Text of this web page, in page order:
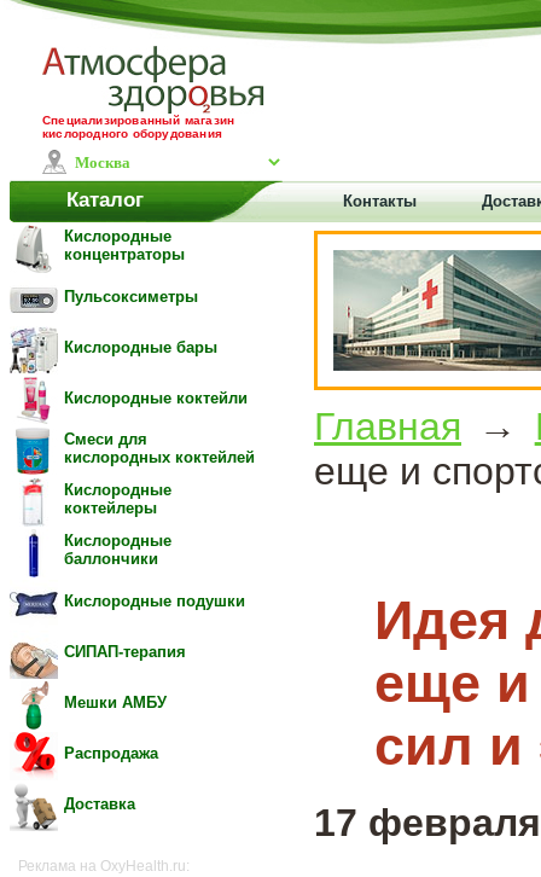
Специализированный магазин
кислородного оборудования
Каталог Контакты
Кислородные
концентраторы
Пульсоксиметры
Кислородные бары
Кислородные коктейли
Смеси для
кислородных коктейлей
Кислородные
коктейлеры
Кислородные
баллончики
Кислородные подушки
СИПАП-терапия
Мешки АМБУ
Распродажа
Доставка
Реклама на OxyHealth.ru:
Главная →
еще и
Идея
еще и
сил и
17 февраля